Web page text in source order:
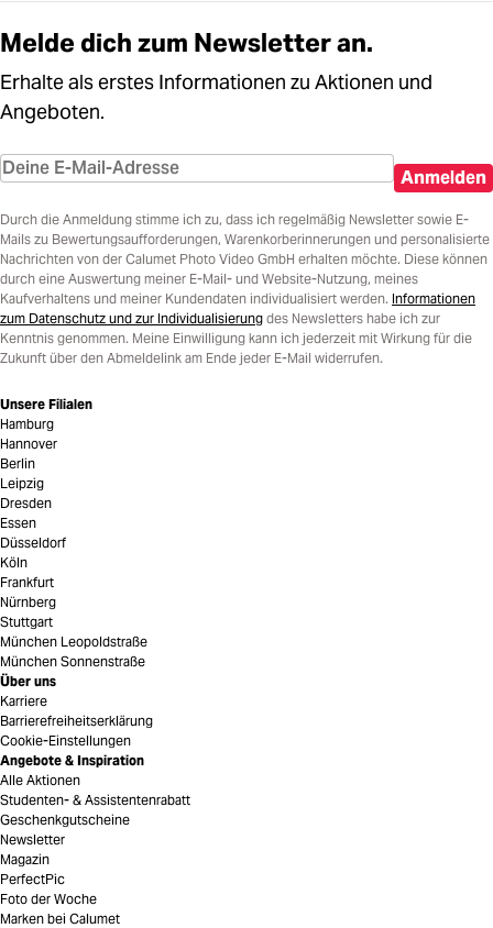
Melde dich zum Newsletter an.
Erhalte als erstes Informationen zu Aktionen und
Angeboten.
Anmelden
Durch die Anmeldung stimme ich zu, dass ich regelmäßig Newsletter sowie E-
Mails zu Bewertungsaufforderungen, Warenkorberinnerungen und personalisierte
Nachrichten von der Calumet Photo Video GmbH erhalten möchte. Diese können
durch eine Auswertung meiner E-Mail- und Website-Nutzung, meines
Kaufverhaltens und meiner Kundendaten individualisiert werden. Informationen
zum Datenschutz und zur Individualisierung des Newsletters habe ich zur
Kenntnis genommen. Meine Einwilligung kann ich jederzeit mit Wirkung für die
Zukunft über den Abmeldelink am Ende jeder E-Mail widerrufen.
Unsere Filialen
Hamburg
Hannover
Berlin
Leipzig
Dresden
Essen
Düsseldorf
Köln
Frankfurt
Nürnberg
Stuttgart
München Leopoldstraße
München Sonnenstraße
Über uns
Karriere
Barrierefreiheitserklärung
Cookie-Einstellungen
Angebote & Inspiration
Alle Aktionen
Studenten- & Assistentenrabatt
Geschenkgutscheine
Newsletter
Magazin
PerfectPic
Foto der Woche
Marken bei Calumet